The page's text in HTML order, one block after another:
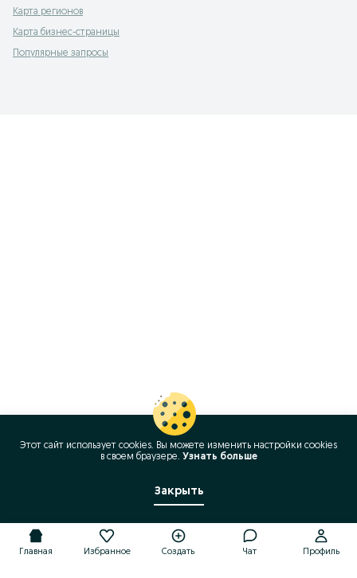
Карта регионов
Карта бизнес-страницы
Популярные запросы
Главная Избранное Создать Чат Профиль
Этот сайт использует cookies. Вы можете изменить настройки cookies
в своeм браузере. Узнать больше
Закрыть